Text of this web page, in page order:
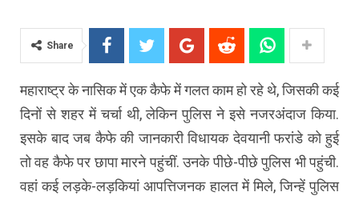
Share
महाराष्ट्र के नासिक में एक कैफे में गलत काम हो रहे थे, जिसकी कई
दिनों से शहर में चर्चा थी, लेकिन पुलिस ने इसे नजरअंदाज किया.
इसके बाद जब कैफे की जानकारी विधायक देवयानी फरांडे को हुई
तो वह कैफे पर छापा मारने पहुंचीं. उनके पीछे-पीछे पुलिस भी पहुंची.
वहां कई लड़के-लड़कियां आपत्तिजनक हालत में मिले, जिन्हें पुलिस